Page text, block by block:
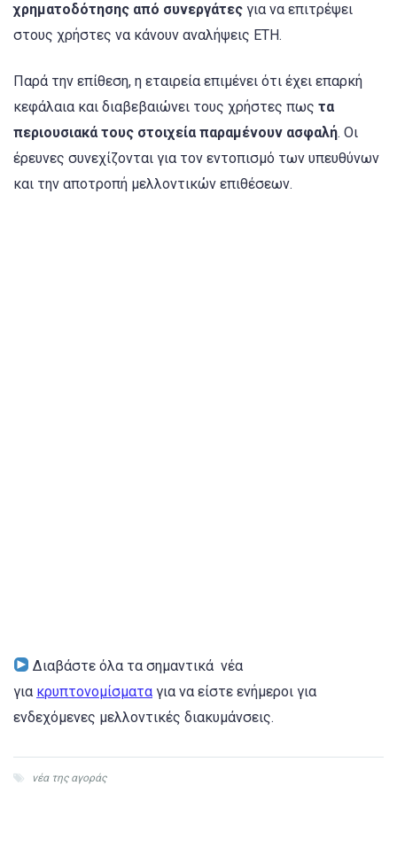
χρηματοδότησης από συνεργάτες για να επιτρέψει
στους χρήστες να κάνουν αναλήψεις ETH.
Παρά την επίθεση, η εταιρεία επιμένει ότι έχει επαρκή
κεφάλαια και διαβεβαιώνει τους χρήστες πως τα
περιουσιακά τους στοιχεία παραμένουν ασφαλή. Οι
έρευνες συνεχίζονται για τον εντοπισμό των υπευθύνων
και την αποτροπή μελλοντικών επιθέσεων.
Διαβάστε όλα τα σημαντικά νέα
για κρυπτονομίσματα για να είστε ενήμεροι για
ενδεχόμενες μελλοντικές διακυμάνσεις.
νέα της αγοράς